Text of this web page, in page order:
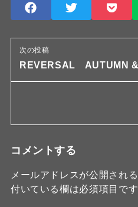
次の投稿
REVERSAL AUTUMN &
コメントする
メールアドレスが公開され
付いている欄は必須項目です